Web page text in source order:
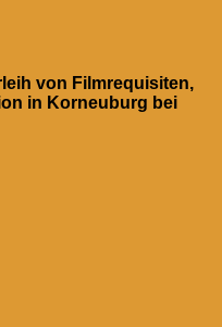
von Filmrequisiten,
in Korneuburg bei